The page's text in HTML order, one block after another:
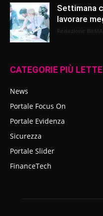
Settimana
lavorare
CATEGORIE PIÙ LETTE
News
Portale Focus On
Portale Evidenza
Sicurezza
Portale Slider
FinanceTech